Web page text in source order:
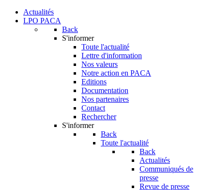
Actualités
LPO PACA
Back
S'informer
Toute l'actualité
Lettre d'information
Nos valeurs
Notre action en PACA
Editions
Documentation
Nos partenaires
Contact
Rechercher
S'informer
Back
Toute l'actualité
Back
Actualités
Communiqués de
presse
Revue de presse